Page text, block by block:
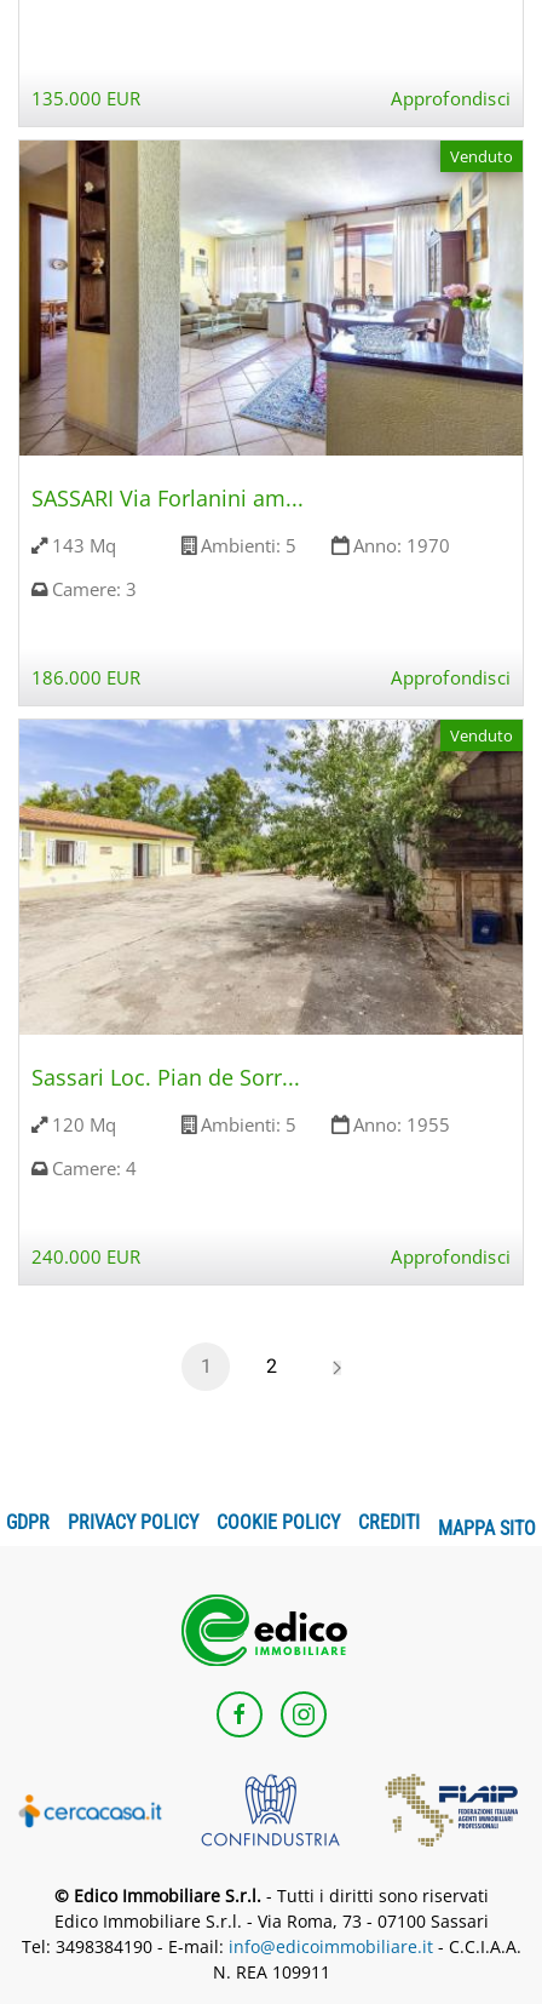
135.000 EUR Approfondisci
Venduto
SASSARI Via Forlanini am...
143 Mq Ambienti: 5 Anno: 1970
Camere: 3
186.000 EUR Approfondisci
Venduto
Sassari Loc. Pian de Sorr...
120 Mq Ambienti: 5 Anno: 1955
Camere: 4
240.000 EUR Approfondisci
1 2
GDPR PRIVACY POLICY COOKIE POLICY CREDITI MAPPA SITO
© Edico Immobiliare S.r.l.- Tutti i diritti sono riservati
Edico Immobiliare S.r.l. - Via Roma, 73 - 07100 Sassari
Tel: 3498384190 - E-mail: info@edicoimmobiliare.it- C.C.I.A.A.
N. REA 109911